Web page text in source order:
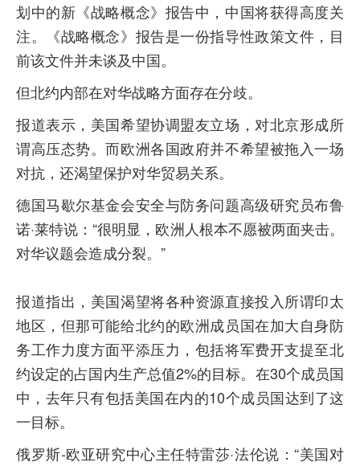
划中的新《战略概念》报告中，中国将获得高度关
注。《战略概念》报告是一份指导性政策文件，目
前该文件并未谈及中国。
但北约内部在对华战略方面存在分歧。
报道表示，美国希望协调盟友立场，对北京形成所
谓高压态势。而欧洲各国政府并不希望被拖入一场
对抗，还渴望保护对华贸易关系。
德国马歇尔基金会安全与防务问题高级研究员布鲁
诺·莱特说：“很明显，欧洲人根本不愿被两面夹击。
对华议题会造成分裂。”
报道指出，美国渴望将各种资源直接投入所谓印太
地区，但那可能给北约的欧洲成员国在加大自身防
务工作力度方面平添压力，包括将军费开支提至北
约设定的占国内生产总值2%的目标。在30个成员国
中，去年只有包括美国在内的10个成员国达到了这
一目标。
俄罗斯-欧亚研究中心主任特雷莎·法伦说：“美国对